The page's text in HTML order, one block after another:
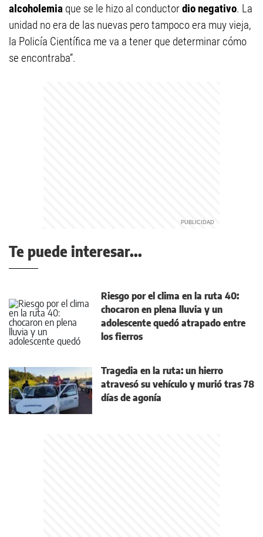
alcoholemia que se le hizo al conductordio negativo. La
unidad no era de las nuevas pero tampoco era muy vieja,
la Policía Científica me va a tener que determinar cómo
se encontraba”.
Te puede interesar...
Riesgo por el clima en la ruta 40:
chocaron en plena lluvia y un
adolescente quedó atrapado entre
los fierros
Tragedia en la ruta: un hierro
atravesó su vehículo y murió tras 78
días de agonía